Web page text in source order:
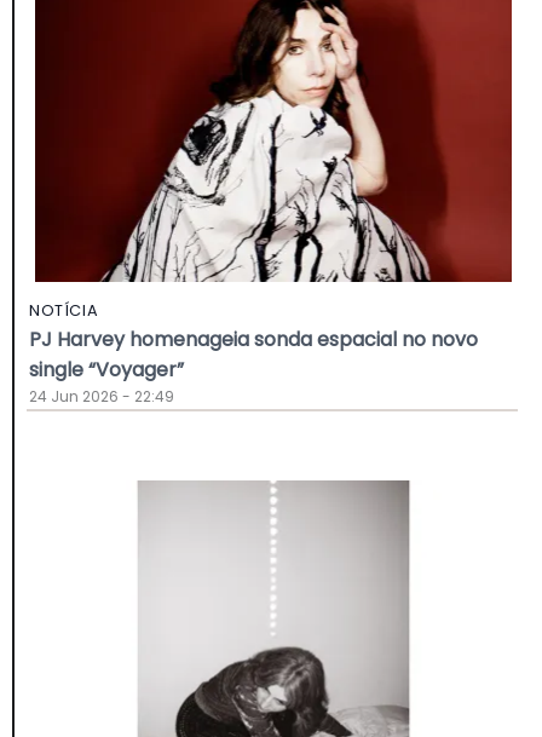
NOTÍCIA
PJ Harvey homenageia sonda espacial no novo
single “Voyager”
24 Jun 2026 - 22:49